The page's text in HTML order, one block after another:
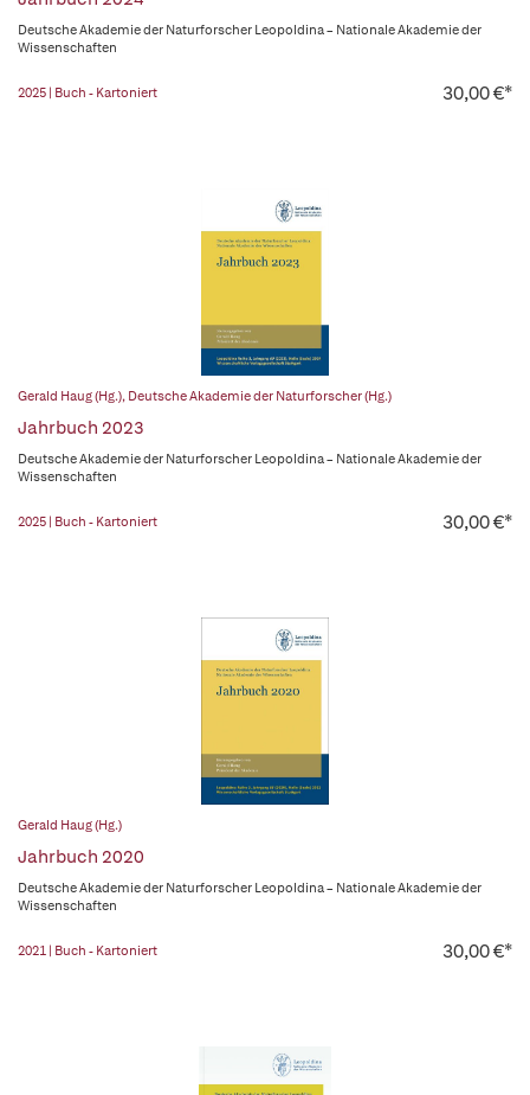
Deutsche Akademie der Naturforscher Leopoldina – Nationale Akademie der
Wissenschaften
2025 | Buch - Kartoniert 30,00 €*
Gerald Haug (Hg.), Deutsche Akademie der Naturforscher (Hg.)
Jahrbuch 2023
Deutsche Akademie der Naturforscher Leopoldina – Nationale Akademie der
Wissenschaften
2025 | Buch - Kartoniert 30,00 €*
Gerald Haug (Hg.)
Jahrbuch 2020
Deutsche Akademie der Naturforscher Leopoldina – Nationale Akademie der
Wissenschaften
2021 | Buch - Kartoniert 30,00 €*